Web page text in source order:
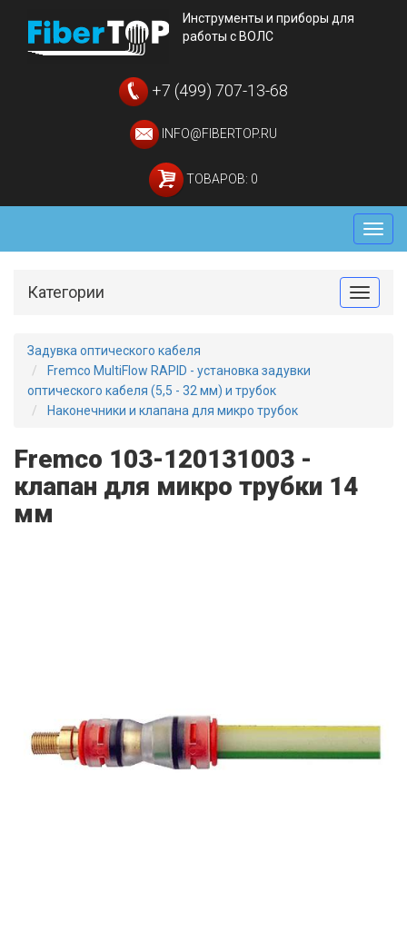
Инструменты и приборы для
работы с ВОЛС
+7 (499) 707-13-68
INFO@FIBERTOP.RU
ТОВАРОВ: 0
Меню
Toggle
Категории
Задувка оптического кабеля
Fremco MultiFlow RAPID - установка задувки
оптического кабеля (5,5 - 32 мм) и трубок
Наконечники и клапана для микро трубок
Fremco 103-120131003 -
клапан для микро трубки 14
мм